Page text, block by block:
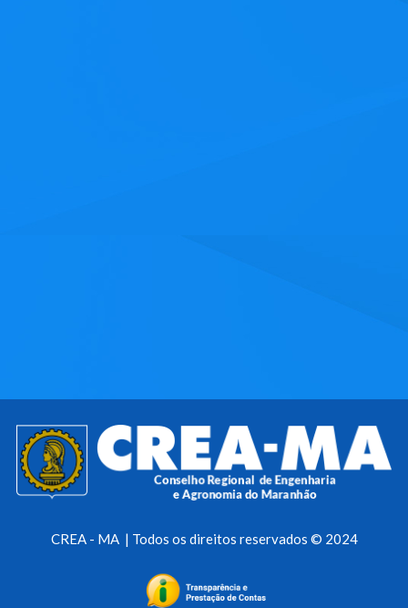
CREA - MA | Todos os direitos reservados © 2024